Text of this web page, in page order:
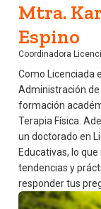
Mtra.
Espino
Coordinadora
Como Licenciada
Administración de
formación
Terapia Física.
un doctorado en
Educativas, lo
tendencias y
responder tus